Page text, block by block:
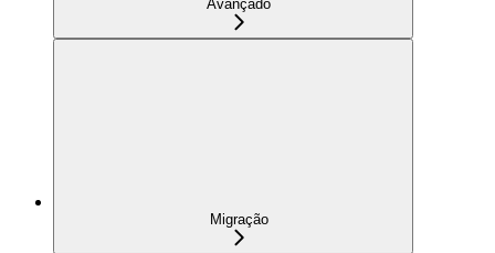
Avançado
Migração